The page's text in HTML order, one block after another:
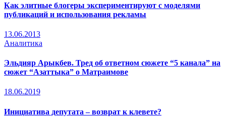
Как элитные блогеры экспериментируют с моделями
публикаций и использования рекламы
13.06.2013
Аналитика
Эльдияр Арыкбев. Тред об ответном сюжете “5 канала” на
сюжет “Азаттыка” о Матраимове
18.06.2019
Инициатива депутата – возврат к клевете?